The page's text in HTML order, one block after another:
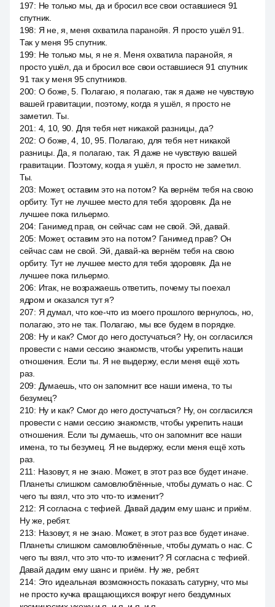
197: Не только мы, да и бросил все свои оставшиеся 91
спутник.
198: Я не, я, меня охватила паранойя. Я просто ушёл 91.
Так у меня 95 спутник.
199: Не только мы, я не я. Меня охватила паранойя, я
просто ушёл, да и бросил все свои оставшиеся 91 спутник
91 так у меня 95 спутников.
200: О боже, 5. Полагаю, я полагаю, так я даже не чувствую
вашей гравитации, поэтому, когда я ушёл, я просто не
заметил. Ты.
201 : 4, 10, 90. Для тебя нет никакой разницы, да?
202: О боже, 4, 10, 95. Полагаю, для тебя нет никакой
разницы. Да, я полагаю, так. Я даже не чувствую вашей
гравитации. Поэтому, когда я ушёл, я просто не заметил.
Ты.
203: Может, оставим это на потом? Ка вернём тебя на свою
орбиту. Тут не лучшее место для тебя здоровяк. Да не
лучшее пока гильермо.
204: Ганимед прав, он сейчас сам не свой. Эй, давай.
205: Может, оставим это на потом? Ганимед прав? Он
сейчас сам не свой. Эй, давай-ка вернём тебя на свою
орбиту. Тут не лучшее место для тебя здоровяк. Да не
лучшее пока гильермо.
206: Итак, не возражаешь ответить, почему ты поехал
ядром и оказался тут я?
207: Я думал, что кое-что из моего прошлого вернулось, но,
полагаю, это не так. Полагаю, мы все будем в порядке.
208: Ну и как? Смог до него достучаться? Ну, он согласился
провести с нами сессию знакомств, чтобы укрепить наши
отношения. Если ты. Я не выдержу, если меня ещё хоть
раз.
209: Думаешь, что он запомнит все наши имена, то ты
безумец?
210: Ну и как? Смог до него достучаться? Ну, он согласился
провести с нами сессию знакомств, чтобы укрепить наши
отношения. Если ты думаешь, что он запомнит все наши
имена, то ты безумец. Я не выдержу, если меня ещё хоть
раз.
211 : Назовут, я не знаю. Может, в этот раз все будет иначе.
Планеты слишком самовлюблённые, чтобы думать о нас. С
чего ты взял, что это что-то изменит?
212: Я согласна с тефией. Давай дадим ему шанс и приём.
Ну же, ребят.
213: Назовут, я не знаю. Может, в этот раз все будет иначе.
Планеты слишком самовлюблённые, чтобы думать о нас. С
чего ты взял, что это что-то изменит? Я согласна с тефией.
Давай дадим ему шанс и приём. Ну же, ребят.
214: Это идеальная возможность показать сатурну, что мы
не просто кучка вращающихся вокруг него бездумных